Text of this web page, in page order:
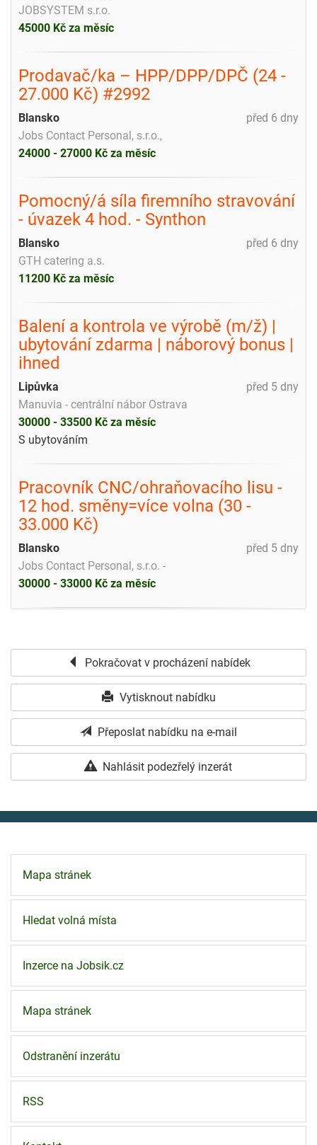
JOBSYSTEM s.r.o.
45000 Kč za měsíc
Prodavač/ka – HPP/DPP/DPČ (24 -
27.000 Kč) #2992
před 6 dny
Blansko
Jobs Contact Personal, s.r.o.,
24000 - 27000 Kč za měsíc
Pomocný/á síla firemního stravování
- úvazek 4 hod. - Synthon
před 6 dny
Blansko
GTH catering a.s.
11200 Kč za měsíc
Balení a kontrola ve výrobě (m/ž) |
ubytování zdarma | náborový bonus |
ihned
před 5 dny
Lipůvka
Manuvia - centrální nábor Ostrava
30000 - 33500 Kč za měsíc
S ubytováním
Pracovník CNC/ohraňovacího lisu -
12 hod. směny=více volna (30 -
33.000 Kč)
před 5 dny
Blansko
Jobs Contact Personal, s.r.o. -
30000 - 33000 Kč za měsíc
Pokračovat v procházení nabídek
Vytisknout nabídku
Přeposlat nabídku na e-mail
Nahlásit podezřelý inzerát
Mapa stránek
Hledat volná místa
Inzerce na Jobsik.cz
Mapa stránek
Odstranění inzerátu
RSS